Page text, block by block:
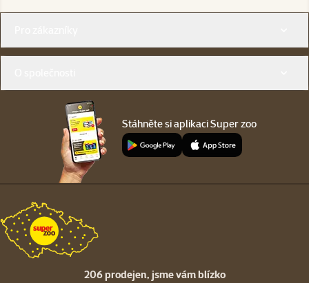
Stáhněte si aplikaci Super zoo
206 prodejen, jsme vám blízko